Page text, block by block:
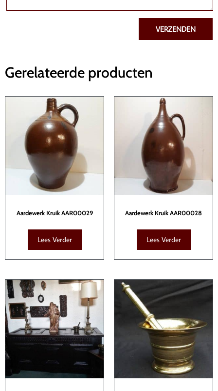
VERZENDEN
Gerelateerde producten
Aardewerk Kruik AAR00029
Lees Verder
Aardewerk Kruik AAR00028
Lees Verder